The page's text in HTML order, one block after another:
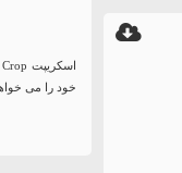
خود را می